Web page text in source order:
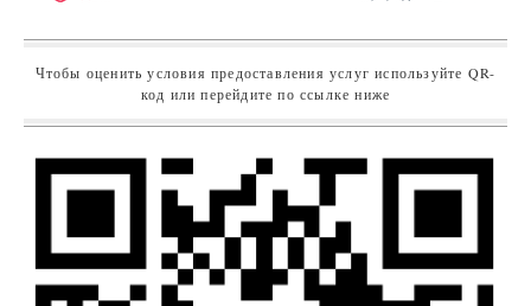
Чтобы оценить условия предоставления услуг используйте QR-
код или перейдите по ссылке ниже